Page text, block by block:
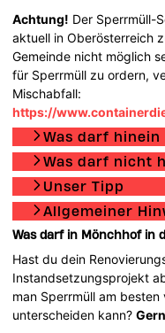
Achtung! Der Sperrmüll-
aktuell in Oberösterreich
Gemeinde nicht möglich
für Sperrmüll zu ordern,
Mischabfall:
https://
Was darf hinein
Was darf nicht
Unser Tipp
Allgemeiner
Was darf in Mönchhof in
Hast du dein
Instandsetzungsprojekt
man Sperrmüll am
unterscheiden kann?